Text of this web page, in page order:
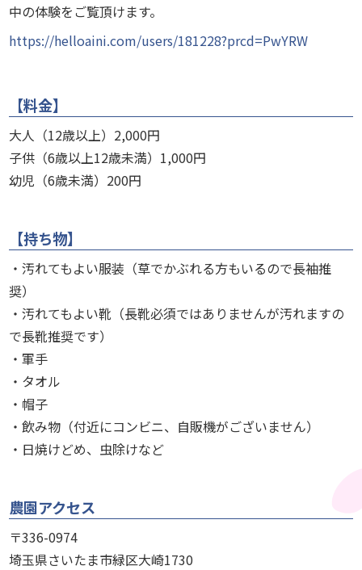
中の体験をご覧頂けます。
https://helloaini.com/users/181228?prcd=PwYRW
【料金】
大人（12歳以上）2,000円
子供（6歳以上12歳未満）1,000円
幼児（6歳未満）200円
【持ち物】
・汚れてもよい服装（草でかぶれる方もいるので長袖推
奨）
・汚れてもよい靴（長靴必須ではありませんが汚れますの
で長靴推奨です）
・軍手
・タオル
・帽子
・飲み物（付近にコンビニ、自販機がございません）
・日焼けどめ、虫除けなど
農園アクセス
〒336-0974
埼玉県さいたま市緑区大崎1730